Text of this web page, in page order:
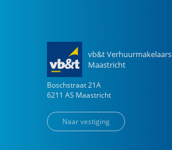
vb&t Verhuurmakelaars
Maastricht
Boschstraat 21A
6211 AS Maastricht
Naar vestiging